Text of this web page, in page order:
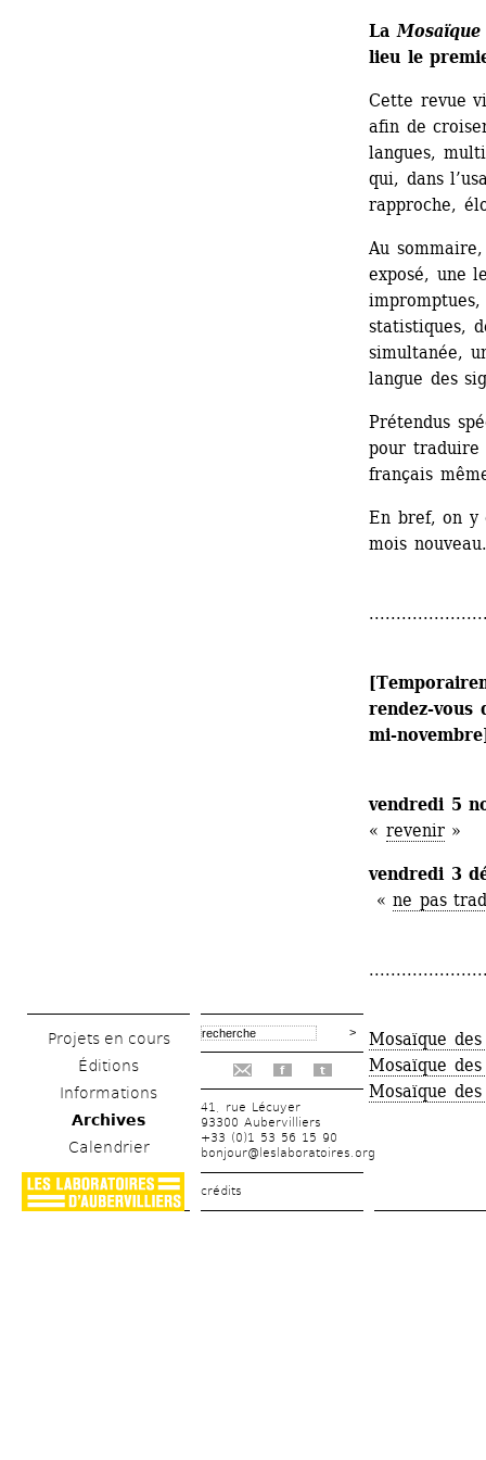
Projets en cours
Éditions
Informations
Archives
Calendrier
f t
41, rue Lécuyer
93300 Aubervilliers
+33 (0)1 53 56 15 90
bonjour@leslaboratoires.org
crédits
La Mosaïque
lieu le
Cette revue
afin de
langues,
qui, dans
rapproche,
Au
exposé, une
statistiques,
simultanée,
langue des
Prétendus
pour traduire
français
En bref, on y
mois nouveau.
rendez-vous
mi-
vendredi 5
« revenir»
vendredi 3
« ne pas
Mosaïque
Mosaïque
Mosaïque